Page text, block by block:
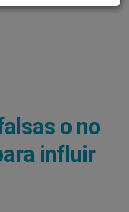
o no
influir